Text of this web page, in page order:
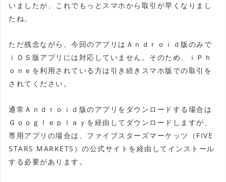
いましたが、これでもっとスマホから取引が早くなりまし
たね。
ただ残念ながら、今回のアプリはＡｎｄｒｏｉｄ版のみで
ｉＯＳ版アプリには対応していません。そのため、ｉＰｈ
ｏｎｅを利用されている方は引き続きスマホ版での取引を
されてください。
通常Ａｎｄｒｏｉｄ版のアプリをダウンロードする場合は
Ｇｏｏｇｌｅｐｌａｙを経由してダウンロードしますが、
専用アプリの場合は、ファイブスターズマーケッツ（FIVE
STARS MARKETS）の公式サイトを経由してインストール
する必要があります。